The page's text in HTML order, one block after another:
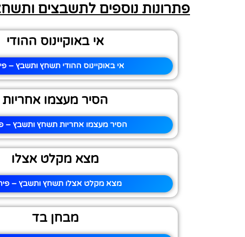
פתרונות נוספים לתשבצים
אי באוקיינוס ההודי
אי באוקיינוס ההודי תשחץ ותשבץ –
הסיר מעצמו אחריות
הסיר מעצמו אחריות תשחץ ותשבץ –
מצא מקלט אצלו
מצא מקלט אצלו תשחץ ותשבץ –
מבחן בד